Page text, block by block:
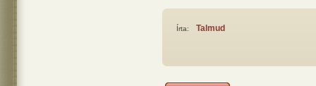
Írta: Talmud